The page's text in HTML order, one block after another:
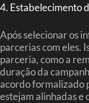
4. Estabelecimento
Após selecionar os
parcerias com eles.
parceria, como a
duração da
acordo formalizado
estejam alinhadas e